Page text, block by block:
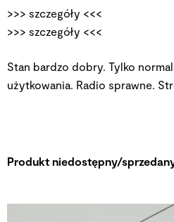
>>> szczegóły <<<
>>> szczegóły <<<
Stan bardzo dobry. Tylko
użytkowania. Radio sprawne.
Produkt niedostępny/